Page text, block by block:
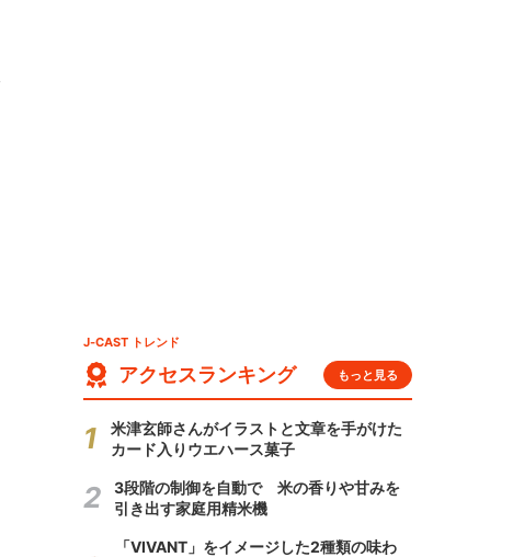
J-CAST トレンド
アクセスランキング もっと見る
米津玄師さんがイラストと文章を手がけた
カード入りウエハース菓子
3段階の制御を自動で 米の香りや甘みを
引き出す家庭用精米機
「VIVANT」をイメージした2種類の味わ